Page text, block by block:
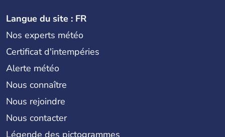
Langue du site : FR
Nos experts météo
Certificat d'intempéries
Alerte météo
Nous connaître
Nous rejoindre
Nous contacter
Légende des pictogrammes